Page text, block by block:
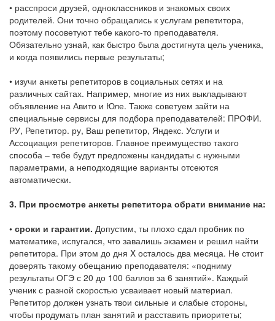
• расспроси друзей, одноклассников и знакомых своих
родителей. Они точно обращались к услугам репетитора,
поэтому посоветуют тебе какого-то преподавателя.
Обязательно узнай, как быстро была достигнута цель ученика,
и когда появились первые результаты;
• изучи анкеты репетиторов в социальных сетях и на
различных сайтах. Например, многие из них выкладывают
объявление на Авито и Юле. Также советуем зайти на
специальные сервисы для подбора преподавателей: ПРОФИ.
РУ, Репетитор. ру, Ваш репетитор, Яндекс. Услуги и
Ассоциация репетиторов. Главное преимущество такого
способа – тебе будут предложены кандидаты с нужными
параметрами, а неподходящие варианты отсеются
автоматически.
3. При просмотре анкеты репетитора обрати внимание на:
• сроки и гарантии. Допустим, ты плохо сдал пробник по
математике, испугался, что завалишь экзамен и решил найти
репетитора. При этом до дня X осталось два месяца. Не стоит
доверять такому обещанию преподавателя: «подниму
результаты ОГЭ с 20 до 100 баллов за 6 занятий». Каждый
ученик с разной скоростью усваивает новый материал.
Репетитор должен узнать твои сильные и слабые стороны,
чтобы продумать план занятий и расставить приоритеты;